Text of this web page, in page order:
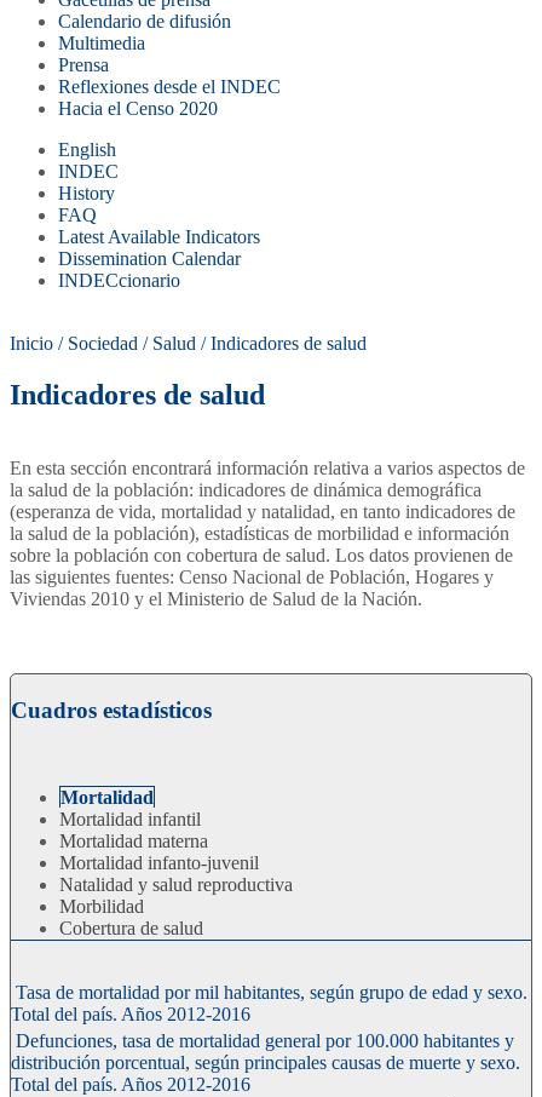
Calendario de difusión
Multimedia
Prensa
Reflexiones desde el INDEC
Hacia el Censo 2020
English
INDEC
History
FAQ
Latest Available Indicators
Dissemination Calendar
INDECcionario
Inicio / Sociedad / Salud /Indicadores de salud
Indicadores de salud
En esta sección encontrará información relativa a varios aspectos de
la salud de la población: indicadores de dinámica demográfica
(esperanza de vida, mortalidad y natalidad, en tanto indicadores de
la salud de la población), estadísticas de morbilidad e información
sobre la población con cobertura de salud. Los datos provienen de
las siguientes fuentes: Censo Nacional de Población, Hogares y
Viviendas 2010 y el Ministerio de Salud de la Nación.
Cuadros estadísticos
Mortalidad
Mortalidad infantil
Mortalidad materna
Mortalidad infanto-juvenil
Natalidad y salud reproductiva
Morbilidad
Cobertura de salud
Tasa de mortalidad por mil habitantes, según grupo de edad y sexo.
Total del país. Años 2012-2016
Defunciones, tasa de mortalidad general por 100.000 habitantes y
distribución porcentual, según principales causas de muerte y sexo.
Total del país. Años 2012-2016